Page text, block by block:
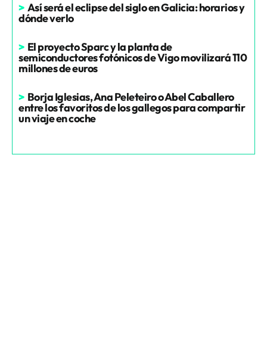
> Así será el eclipse del siglo en Galicia: horarios y
dónde verlo
> El proyecto Sparc y la planta de
semiconductores fotónicos de Vigo movilizará 110
millones de euros
> Borja Iglesias, Ana Peleteiro o Abel Caballero
entre los favoritos de los gallegos para compartir
un viaje en coche